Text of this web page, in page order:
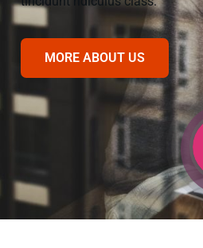
MORE ABOUT US